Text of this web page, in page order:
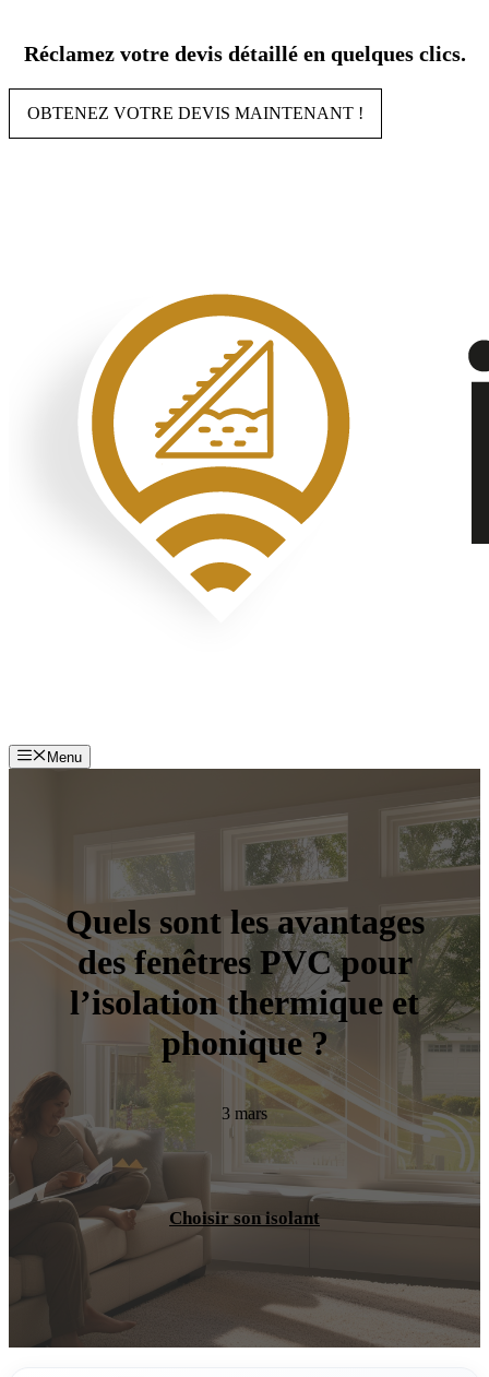
contenu
Réclamez votre devis détaillé en quelques clics.
OBTENEZ VOTRE DEVIS MAINTENANT !
Menu
Quels sont les avantages
des fenêtres PVC pour
l’isolation thermique et
phonique ?
3 mars
Choisir son isolant